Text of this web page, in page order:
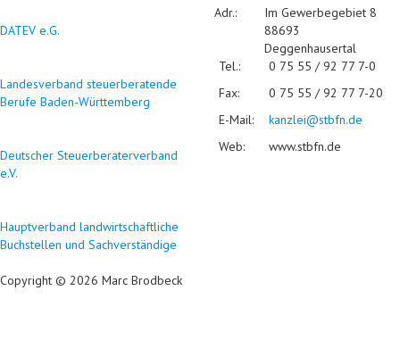
DATEV e.G.
Landesverband steuerberatende
Berufe Baden-Württemberg
Deutscher Steuerberaterverband
e.V.
Hauptverband landwirtschaftliche
Buchstellen und Sachverständige
Adr.:
Im Gewerbegebiet 8
88693
Deggenhausertal
Tel.:
0 75 55 / 92 77 7-0
Fax:
0 75 55 / 92 77 7-20
E-Mail:
kanzlei@stbfn.de
Web:
www.stbfn.de
Copyright © 2026 Marc Brodbeck